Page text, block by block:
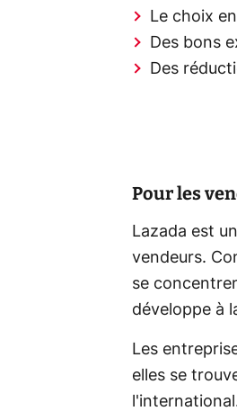
Le choix
Des bons
Des
Pour les
Lazada est
vendeurs.
se
développe à
Les
elles se